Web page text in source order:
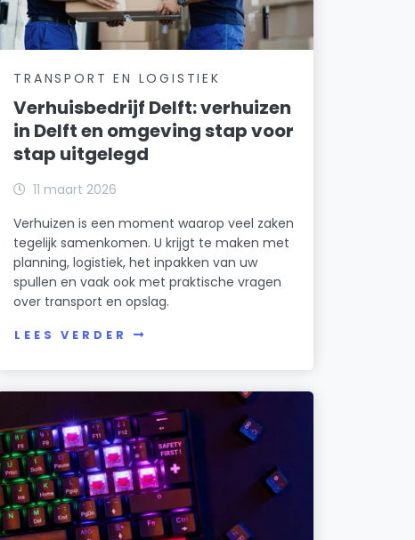
TRANSPORT EN LOGISTIEK
Verhuisbedrijf Delft: verhuizen
in Delft en omgeving stap voor
stap uitgelegd
11 maart 2026
Verhuizen is een moment waarop veel zaken
tegelijk samenkomen. U krijgt te maken met
planning, logistiek, het inpakken van uw
spullen en vaak ook met praktische vragen
over transport en opslag.
LEES VERDER